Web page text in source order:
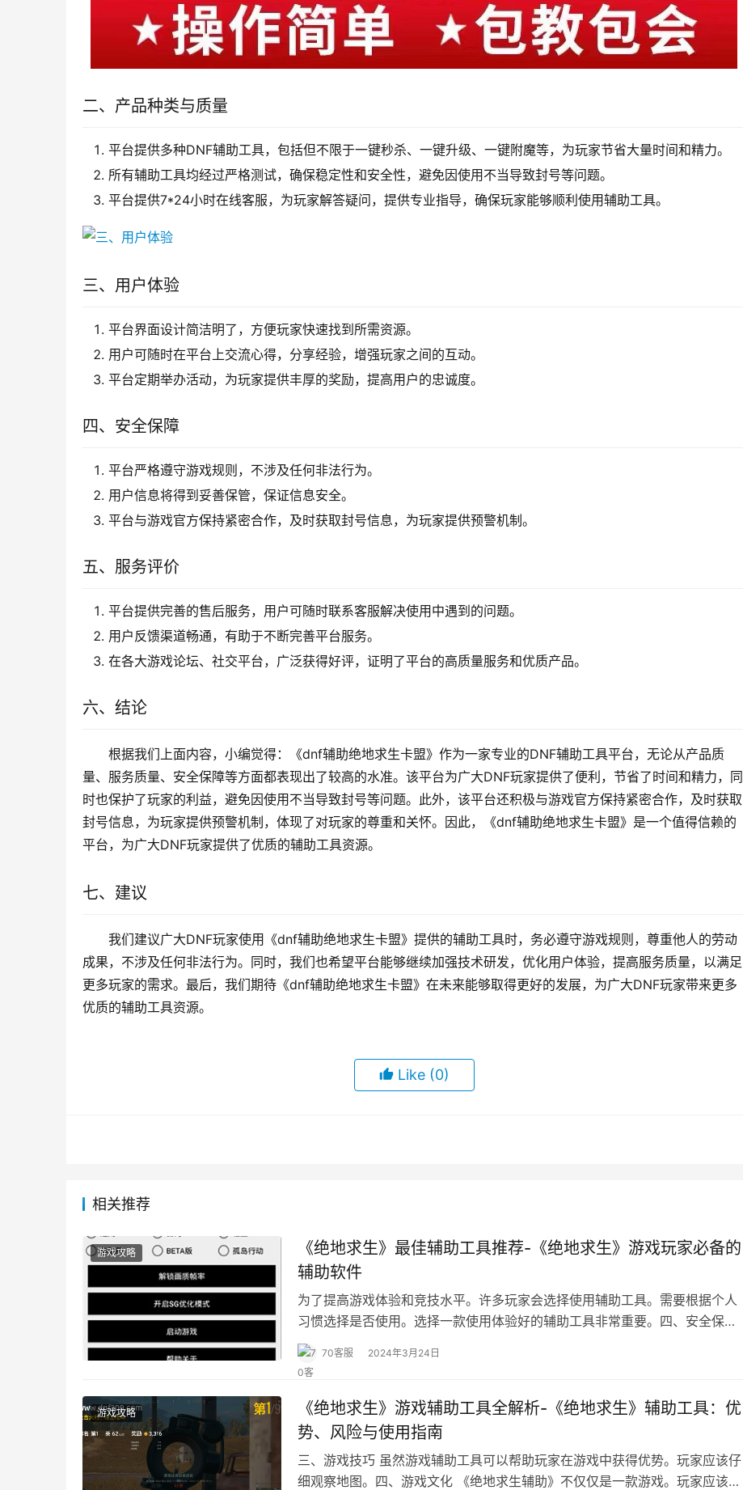
二、产品种类与质量
平台提供多种DNF辅助工具，包括但不限于一键秒杀、一键升级、一键附魔等，为玩家节省大量时间和精力。
所有辅助工具均经过严格测试，确保稳定性和安全性，避免因使用不当导致封号等问题。
平台提供7*24小时在线客服，为玩家解答疑问，提供专业指导，确保玩家能够顺利使用辅助工具。
三、用户体验
平台界面设计简洁明了，方便玩家快速找到所需资源。
用户可随时在平台上交流心得，分享经验，增强玩家之间的互动。
平台定期举办活动，为玩家提供丰厚的奖励，提高用户的忠诚度。
四、安全保障
平台严格遵守游戏规则，不涉及任何非法行为。
用户信息将得到妥善保管，保证信息安全。
平台与游戏官方保持紧密合作，及时获取封号信息，为玩家提供预警机制。
五、服务评价
平台提供完善的售后服务，用户可随时联系客服解决使用中遇到的问题。
用户反馈渠道畅通，有助于不断完善平台服务。
在各大游戏论坛、社交平台，广泛获得好评，证明了平台的高质量服务和优质产品。
六、结论
根据我们上面内容，小编觉得：《dnf辅助绝地求生卡盟》作为一家专业的DNF辅助工具平台，无论从产品质
量、服务质量、安全保障等方面都表现出了较高的水准。该平台为广大DNF玩家提供了便利，节省了时间和精力，同
时也保护了玩家的利益，避免因使用不当导致封号等问题。此外，该平台还积极与游戏官方保持紧密合作，及时获取
封号信息，为玩家提供预警机制，体现了对玩家的尊重和关怀。因此，《dnf辅助绝地求生卡盟》是一个值得信赖的
平台，为广大DNF玩家提供了优质的辅助工具资源。
七、建议
我们建议广大DNF玩家使用《dnf辅助绝地求生卡盟》提供的辅助工具时，务必遵守游戏规则，尊重他人的劳动
成果，不涉及任何非法行为。同时，我们也希望平台能够继续加强技术研发，优化用户体验，提高服务质量，以满足
更多玩家的需求。最后，我们期待《dnf辅助绝地求生卡盟》在未来能够取得更好的发展，为广大DNF玩家带来更多
优质的辅助工具资源。
Like (0)
相关推荐
游戏攻略
《绝地求生》最佳辅助工具推荐-《绝地求生》游戏玩家必备的
辅助软件
为了提高游戏体验和竞技水平。许多玩家会选择使用辅助工具。需要根据个人
习惯选择是否使用。选择一款使用体验好的辅助工具非常重要。四、安全保障
在使用任何辅助工具时。
70客服 2024年3月24日
游戏攻略
《绝地求生》游戏辅助工具全解析-《绝地求生》辅助工具：优
势、风险与使用指南
三、游戏技巧 虽然游戏辅助工具可以帮助玩家在游戏中获得优势。玩家应该仔
细观察地图。四、游戏文化 《绝地求生辅助》不仅仅是一款游戏。玩家应该尊